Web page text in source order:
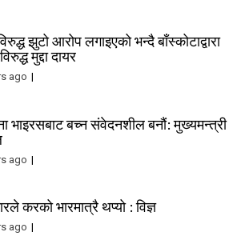
झुटो आरोप लगाइएको भन्दै बाँस्कोटाद्वारा
मुद्दा दायर
ago
भाइरसबाट बच्न संवेदनशील बनौं: मुख्यमन्त्री
ago
करको भारमात्रै थप्यो : विज्ञ
ago